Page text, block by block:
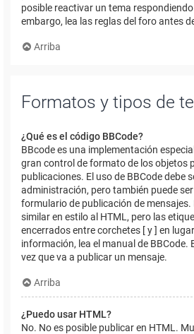
posible reactivar un tema
embargo, lea las reglas del foro antes
Arriba
Formatos y tipos de
¿Qué es el código BBCode?
BBcode es una implementación
gran control de formato de los objetos
publicaciones. El uso de BBCode debe
administración, pero también puede
formulario de publicación de mensajes.
similar en estilo al HTML, pero las
encerrados entre corchetes [ y ] en
información, lea el manual de BBCode.
vez que va a publicar un mensaje.
Arriba
¿Puedo usar HTML?
No. No es posible publicar en HTML.